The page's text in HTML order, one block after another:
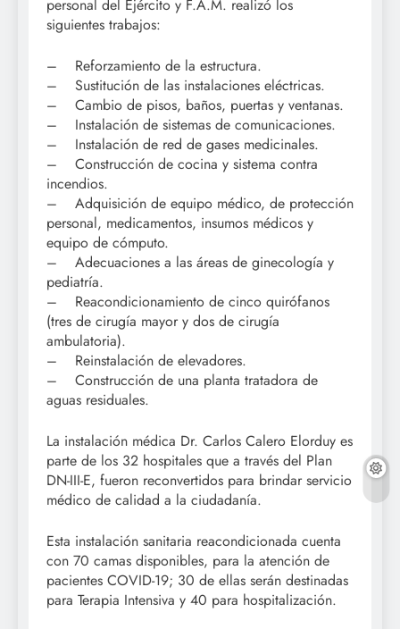
personal del Ejército y F.A.M. realizó los
siguientes trabajos:
– Reforzamiento de la estructura.
– Sustitución de las instalaciones eléctricas.
– Cambio de pisos, baños, puertas y ventanas.
– Instalación de sistemas de comunicaciones.
– Instalación de red de gases medicinales.
– Construcción de cocina y sistema contra
incendios.
– Adquisición de equipo médico, de protección
personal, medicamentos, insumos médicos y
equipo de cómputo.
– Adecuaciones a las áreas de ginecología y
pediatría.
– Reacondicionamiento de cinco quirófanos
(tres de cirugía mayor y dos de cirugía
ambulatoria).
– Reinstalación de elevadores.
– Construcción de una planta tratadora de
aguas residuales.
La instalación médica Dr. Carlos Calero Elorduy es
parte de los 32 hospitales que a través del Plan
DN-III-E, fueron reconvertidos para brindar servicio
médico de calidad a la ciudadanía.
Esta instalación sanitaria reacondicionada cuenta
con 70 camas disponibles, para la atención de
pacientes COVID-19; 30 de ellas serán destinadas
para Terapia Intensiva y 40 para hospitalización.